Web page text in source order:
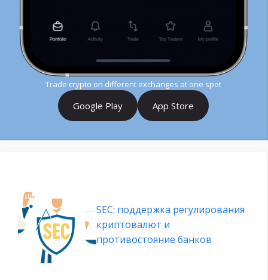
Trade crypto on different exchanges at one spot
Google Play App Store
SEC: поддержка регулирования
криптовалют и
противостояние банков